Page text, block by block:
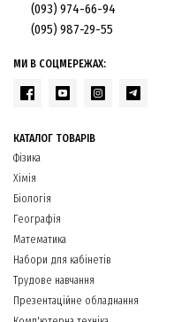
(093) 974-66-94
(095) 987-29-55
МИ В СОЦМЕРЕЖАХ:
КАТАЛОГ ТОВАРІВ
Фізика
Хімія
Біологія
Географія
Математика
Набори для кабінетів
Трудове навчання
Презентаційне обладнання